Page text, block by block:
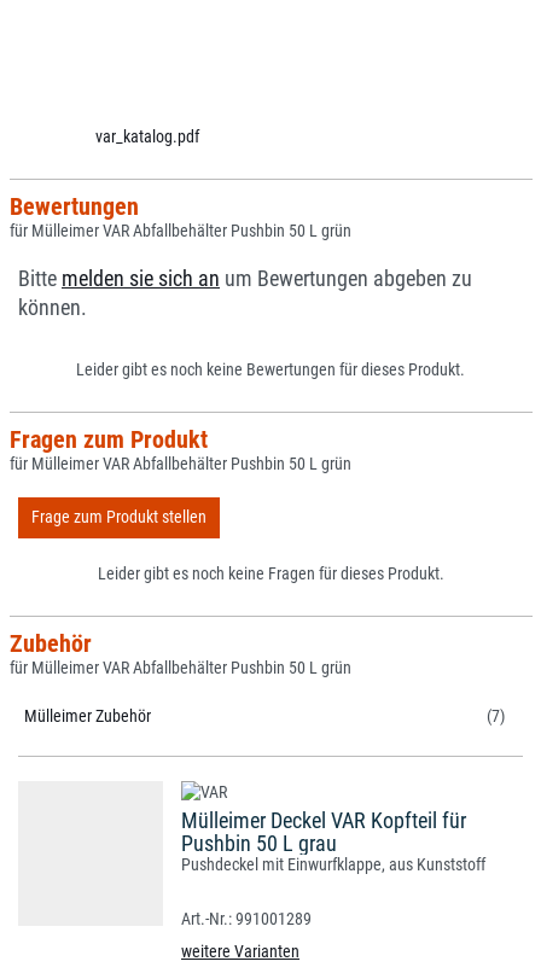
var_katalog.pdf
Bewertungen
für Mülleimer VAR Abfallbehälter Pushbin 50 L grün
Bitte melden sie sich an um Bewertungen abgeben zu
können.
Leider gibt es noch keine Bewertungen für dieses Produkt.
Fragen zum Produkt
für Mülleimer VAR Abfallbehälter Pushbin 50 L grün
Frage zum Produkt stellen
Leider gibt es noch keine Fragen für dieses Produkt.
Zubehör
für Mülleimer VAR Abfallbehälter Pushbin 50 L grün
Mülleimer Zubehör (7)
Mülleimer Deckel VAR Kopfteil für
Pushbin 50 L grau
Pushdeckel mit Einwurfklappe, aus Kunststoff
991001289
weitere Varianten